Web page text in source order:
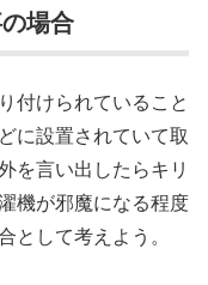
場合
付けられていること
に設置されていて取
を言い出したらキリ
機が邪魔になる程度
として考えよう。